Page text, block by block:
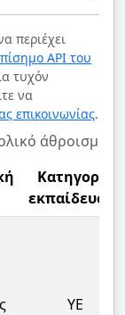
περιέχει
API του
τυχόν
να
επικοινωνίας.
άθροισμα
Κατηγορία
εκπαίδευσης
ΥΕ